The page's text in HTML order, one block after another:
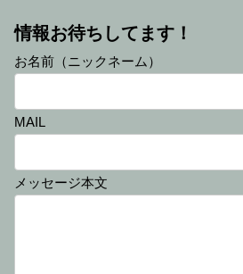
情報お待ちしてます！
お名前（ニックネーム）
MAIL
メッセージ本文